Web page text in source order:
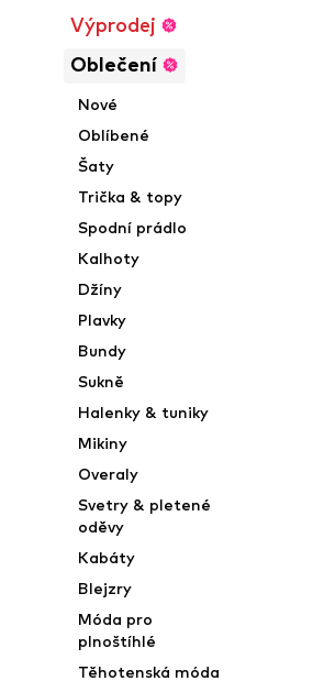
Výprodej
Oblečení
Nové
Oblíbené
Šaty
Trička & topy
Spodní prádlo
Kalhoty
Džíny
Plavky
Bundy
Sukně
Halenky & tuniky
Mikiny
Overaly
Svetry & pletené
oděvy
Kabáty
Blejzry
Móda pro
plnoštíhlé
Těhotenská móda